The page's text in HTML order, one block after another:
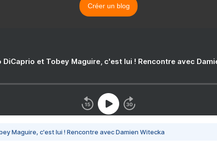
Créer un blog
DiCaprio et Tobey Maguire, c'est lui ! Rencontre avec
Maguire, c'est lui ! Rencontre avec Damien Witecka